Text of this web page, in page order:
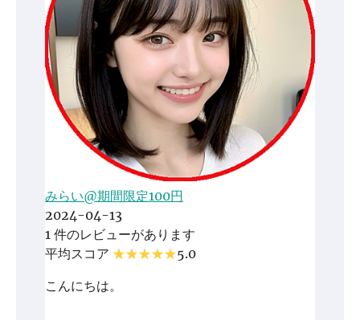
みらい@期間限定100円
2024-04-13
1 件のレビューがあります
平均スコア
5.0
こんにちは。